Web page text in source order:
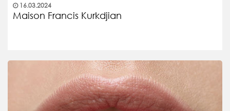
16.03.2024
Maison Francis Kurkdjian